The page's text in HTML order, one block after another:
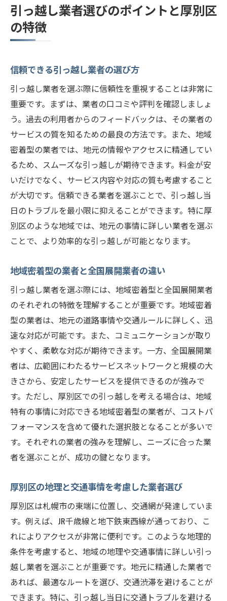
引っ越し業者選びのポイントと厚別区
の特徴
信頼できる引っ越し業者の選び方
引っ越し業者を選ぶ際に信頼性を重視することは非常に
重要です。まずは、業者の口コミや評判を確認しましょ
う。過去の利用者からのフィードバックは、その業者の
サービスの質を知るための最良の方法です。また、地域
密着型の業者では、地元の情報やアクセスに精通してい
るため、スムーズな引っ越しが期待できます。料金が安
いだけでなく、サービス内容や対応の質も考慮すること
が大切です。信頼できる業者を選ぶことで、引っ越し当
日のトラブルを最小限に抑えることができます。特に厚
別区のような地域では、地元の事情に詳しい業者を選ぶ
ことで、より効率的な引っ越しが可能となります。
地域密着型の業者と全国展開業者の違い
引っ越し業者を選ぶ際には、地域密着型と全国展開業者
のそれぞれの特徴を理解することが重要です。地域密着
型の業者は、地元の道路事情や交通ルールに詳しく、迅
速な対応が可能です。また、コミュニケーションが取り
やすく、柔軟な対応が期待できます。一方、全国展開業
者は、広範囲にわたるサービスネットワークと規模の大
きさから、安定したサービスを提供できるのが強みで
す。ただし、厚別区での引っ越しを考える場合は、地域
特有の事情に対応できる地域密着型の業者が、コストパ
フォーマンスを含めて優れた選択肢となることが多いで
す。それぞれの業者の強みを理解し、ニーズに合った業
者を選ぶことが、成功の鍵となります。
厚別区の地理と交通事情を考慮した業者選び
厚別区は札幌市の東端に位置し、交通網が発達していま
す。例えば、JR千歳線と地下鉄東西線が通っており、こ
れによりアクセスが非常に便利です。このような地理的
条件を考慮すると、地域の地理や交通事情に詳しい引っ
越し業者を選ぶことが重要です。地元に精通した業者で
あれば、最適なルートを選び、交通渋滞を避けることが
できます。特に、引っ越し当日に交通トラブルを避ける